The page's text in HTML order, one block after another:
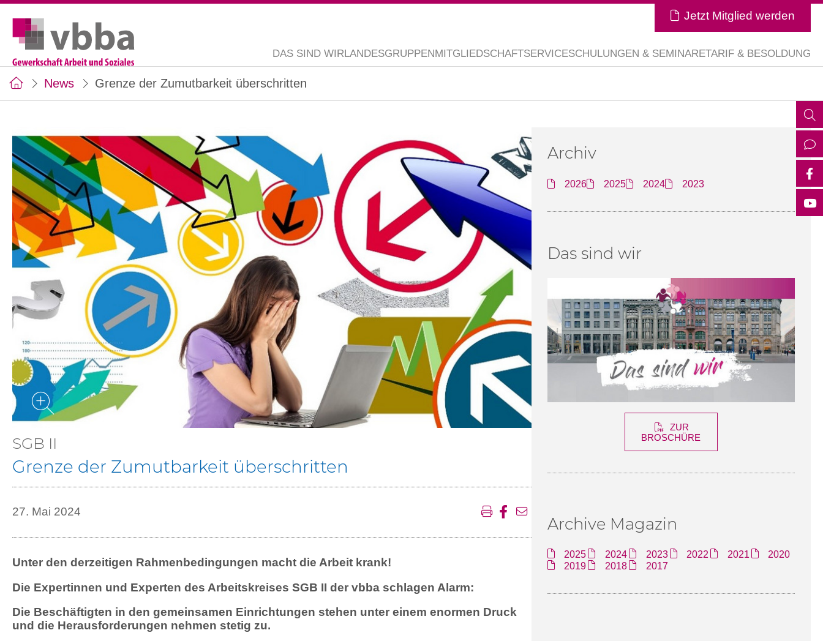
Jetzt Mitglied werden
DAS SIND WIRLANDESGRUPPENMITGLIEDSCHAFTSERVICESCHULUNGEN & SEMINARETARIF & BESOLDUNG
News Grenze der Zumutbarkeit überschritten
SGB II
Grenze der Zumutbarkeit überschritten
27. Mai 2024
Unter den derzeitigen Rahmenbedingungen macht die Arbeit krank!
Die Expertinnen und Experten des Arbeitskreises SGB II der vbba schlagen Alarm:
Die Beschäftigten in den gemeinsamen Einrichtungen stehen unter einem enormen Druck
und die Herausforderungen nehmen stetig zu.
Archiv
2026 2025 2024 2023
Das sind wir
ZUR
BROSCHÜRE
Archive Magazin
2025 2024 2023 2022 2021
2020
2019
2018 2017